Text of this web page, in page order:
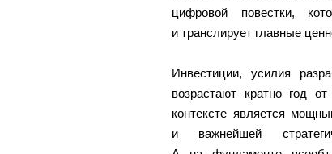
цифровой повестки,
и транслирует главные
Инвестиции, усилия
возрастают кратно год
контексте является
и важнейшей